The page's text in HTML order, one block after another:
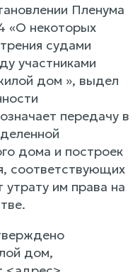
Пленума
«О некоторых
судами
участниками
дом », выдел
передачу в
дома и построек
соответствующих
утрату им права на
дом,